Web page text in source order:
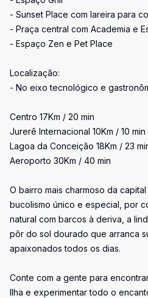
- Sunset Place com lareira para
- Praça central com Academia e
- Espaço Zen e Pet Place
Localização:
- No eixo tecnológico e
Centro 17Km / 20 min
Jurerê Internacional 10Km / 10 min
Lagoa da Conceição 18Km / 23
Aeroporto 30Km / 40 min
O bairro mais charmoso da
bucolismo único e especial, por
natural com barcos à deriva, a
pôr do sol dourado que arranca
apaixonados todos os dias.
Conte com a gente para
Ilha e experimentar todo o